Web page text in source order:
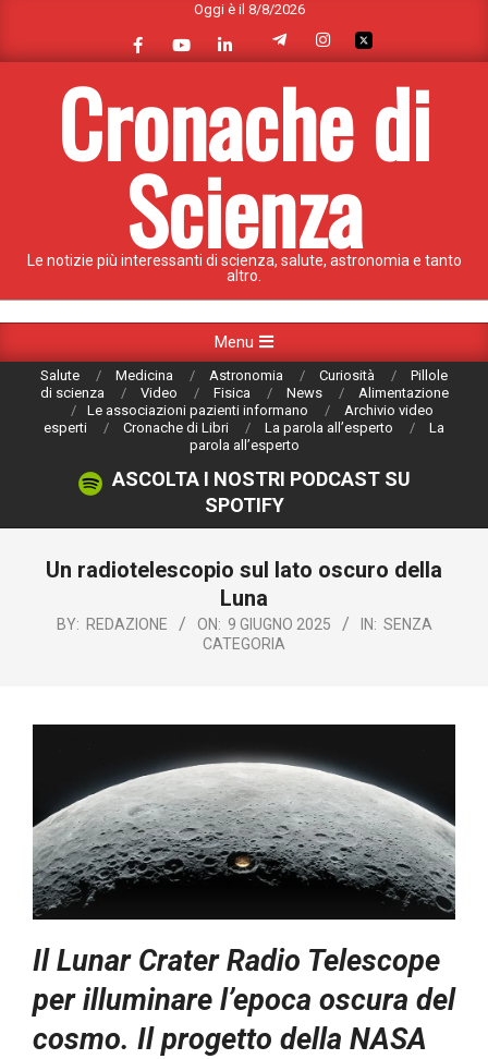
content
Oggi è il 8/8/2026
Cronache di
Scienza
Le notizie più interessanti di scienza, salute, astronomia e tanto
altro.
Navigation
Menu
Salute Medicina Astronomia Curiosità
Pillole
di scienza
Video Fisica News
Alimentazione
Le associazioni pazienti informano
Archivio video
esperti
Cronache di Libri La parola all’esperto
La
parola all’esperto
ASCOLTA I NOSTRI PODCAST SU
SPOTIFY
Un radiotelescopio sul lato oscuro della
Luna
BY: REDAZIONE ON: 9 GIUGNO 2025 IN: SENZA
CATEGORIA
Il Lunar Crater Radio Telescope
per illuminare l’epoca oscura del
cosmo. Il progetto della NASA